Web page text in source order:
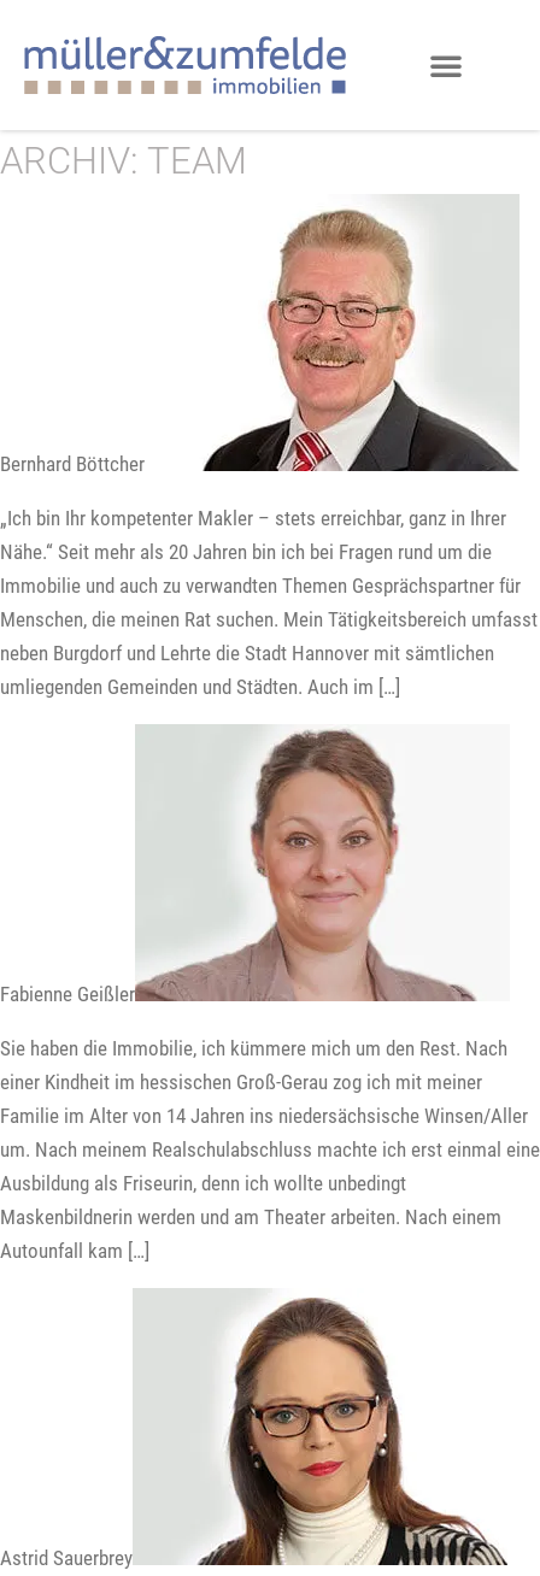
ARCHIV: TEAM
Bernhard Böttcher
„Ich bin Ihr kompetenter Makler – stets erreichbar, ganz in Ihrer
Nähe.“ Seit mehr als 20 Jahren bin ich bei Fragen rund um die
Immobilie und auch zu verwandten Themen Gesprächspartner für
Menschen, die meinen Rat suchen. Mein Tätigkeitsbereich umfasst
neben Burgdorf und Lehrte die Stadt Hannover mit sämtlichen
umliegenden Gemeinden und Städten. Auch im […]
Fabienne Geißler
Sie haben die Immobilie, ich kümmere mich um den Rest. Nach
einer Kindheit im hessischen Groß-Gerau zog ich mit meiner
Familie im Alter von 14 Jahren ins niedersächsische Winsen/Aller
um. Nach meinem Realschulabschluss machte ich erst einmal eine
Ausbildung als Friseurin, denn ich wollte unbedingt
Maskenbildnerin werden und am Theater arbeiten. Nach einem
Autounfall kam […]
Astrid Sauerbrey